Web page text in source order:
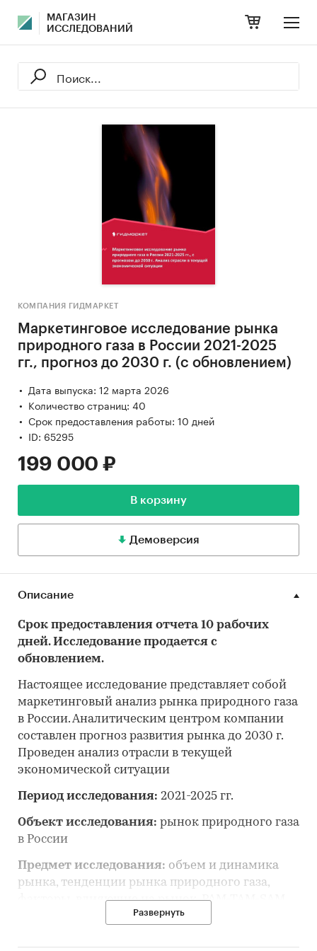
МАГАЗИН
ИССЛЕДОВАНИЙ
КОМПАНИЯ ГИДМАРКЕТ
Маркетинговое исследование рынка
природного газа в России 2021-2025
гг., прогноз до 2030 г. (с обновлением)
Дата выпуска: 12 марта 2026
Количество страниц: 40
Срок предоставления работы: 10 дней
ID: 65295
199 000 ₽
В корзину
Демоверсия
Описание
Срок предоставления отчета 10 рабочих
дней. Исследование продается с
обновлением.
Настоящее исследование представляет собой
маркетинговый анализ рынка природного газа
в России. Аналитическим центром компании
составлен прогноз развития рынка до 2030 г.
Проведен анализ отрасли в текущей
экономической ситуации
Период исследования: 2021-2025 гг.
Объект исследования: рынок природного газа
в России
Предмет исследования: объем и динамика
рынка, тенденции рынка природного газа,
факторы, влияющие на рынок, PAM-TAM-SAM
рынка, основные конкуренты, потребители,
Развернуть